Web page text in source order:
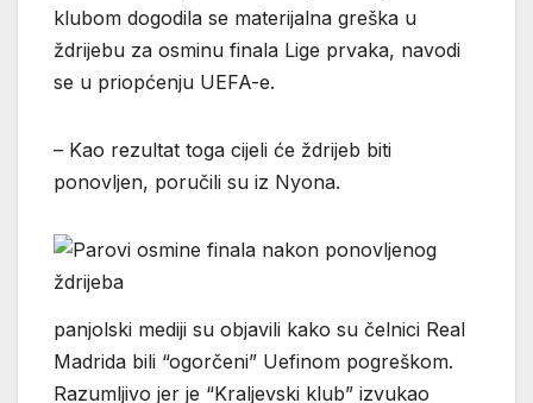
klubom dogodila se materijalna greška u
ždrijebu za osminu finala Lige prvaka, navodi
se u priopćenju UEFA-e.
– Kao rezultat toga cijeli će ždrijeb biti
ponovljen, poručili su iz Nyona.
panjolski mediji su objavili kako su čelnici Real
Madrida bili “ogorčeni” Uefinom pogreškom.
Razumljivo jer je “Kraljevski klub” izvukao